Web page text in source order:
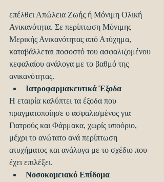
επέλθει Απώλεια Ζωής ή Μόνιμη Ολική
Ανικανότητα. Σε περίπτωση Μόνιμης
Μερικής Ανικανότητας από Ατύχημα,
καταβάλλεται ποσοστό του ασφαλιζομένου
κεφαλαίου ανάλογα με το βαθμό της
ανικανότητας.
Ιατροφαρμακευτικά Έξοδα
Η εταιρία καλύπτει τα έξοδα που
πραγματοποίησε ο ασφαλισμένος για
Γιατρούς και Φάρμακα, χωρίς υποόριο,
μέχρι το ανώτατο ανά περίπτωση
ατυχήματος και ανάλογα με το σχέδιο που
έχει επιλέξει.
Νοσοκομειακό Επίδομα